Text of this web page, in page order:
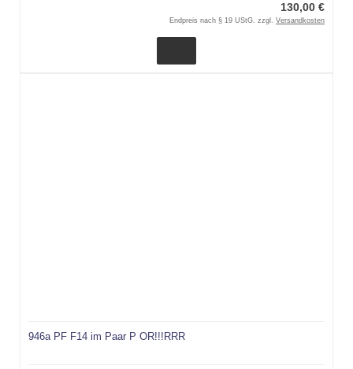
130,00 €
Endpreis nach § 19 UStG. zzgl. Versandkosten
946a PF F14 im Paar P OR!!!RRR